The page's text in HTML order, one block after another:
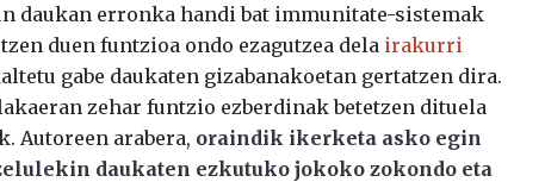
daukan erronka handi bat immunitate-sistemak
duen funtzioa ondo ezagutzea dela irakurri
gabe daukaten gizabanakoetan gertatzen dira.
zehar funtzio ezberdinak betetzen dituela
Autoreen arabera, oraindik ikerketa asko egin
daukaten ezkutuko jokoko zokondo eta